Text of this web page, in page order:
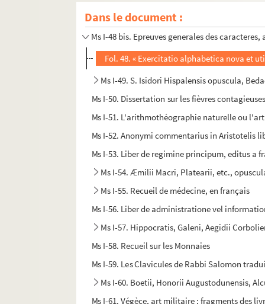
Dans le document :
Ms I-48. Livre de la moralité des nobles et
Ms I-48 bis. Epreuves generales des
Fol. 48. « Exercitatio alphabetica nova et
Ms I-49. S. Isidori Hispalensis opuscula,
Ms I-50. Dissertation sur les fièvres
Ms I-51. L'arithmothéographie naturelle ou
Ms I-52. Anonymi commentarius in Aristotelis
Ms I-53. Liber de regimine principum, editus
Ms I-54. Æmilii Macri, Platearii, etc.,
Ms I-55. Recueil de médecine, en français
Ms I-56. Liber de administratione vel
Ms I-57. Hippocratis, Galeni, Aegidii
Ms I-58. Recueil sur les Monnaies
Ms I-59. Les Clavicules de Rabbi Salomon
Ms I-60. Boetii, Honorii Augustodunensis,
Ms I-61. Végèce, art militaire ; fragments des